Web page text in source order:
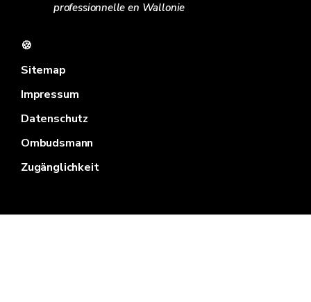
professionnelle en Wallonie
🍪
Sitemap
Impressum
Datenschutz
Ombudsmann
Zugänglichkeit